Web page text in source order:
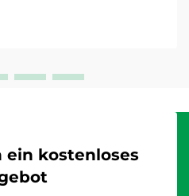
ein kostenloses